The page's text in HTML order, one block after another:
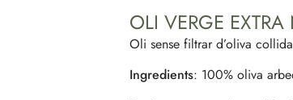
OLI VERGE
Oli sense filtrar d’oliva
Ingredients: 100% oliva